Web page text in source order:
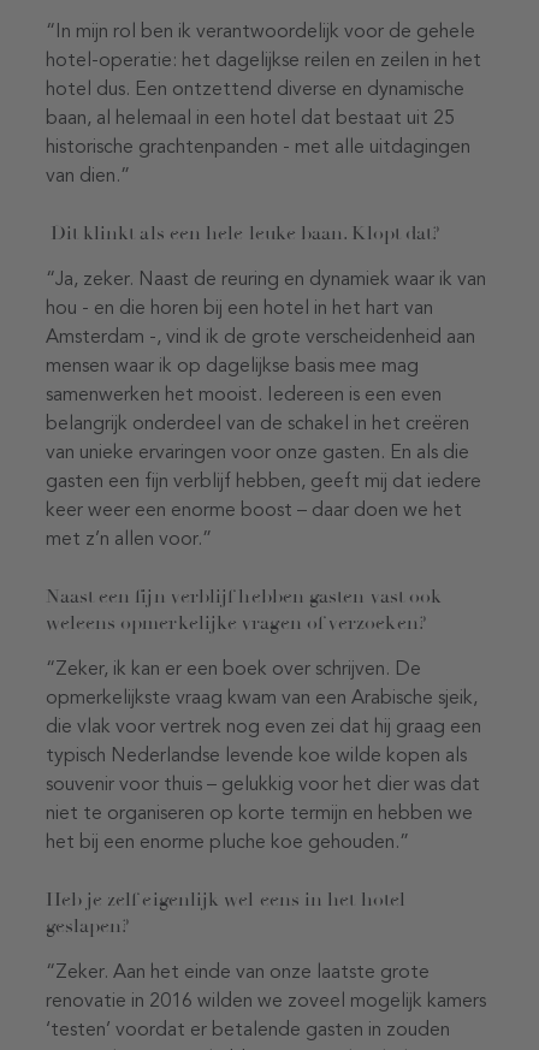
“In mijn rol ben ik verantwoordelijk voor de gehele
hotel-operatie: het dagelijkse reilen en zeilen in het
hotel dus. Een ontzettend diverse en dynamische
baan, al helemaal in een hotel dat bestaat uit 25
historische grachtenpanden - met alle uitdagingen
van dien.”
Dit klinkt als een hele leuke baan. Klopt dat?
“Ja, zeker. Naast de reuring en dynamiek waar ik van
hou - en die horen bij een hotel in het hart van
Amsterdam -, vind ik de grote verscheidenheid aan
mensen waar ik op dagelijkse basis mee mag
samenwerken het mooist. Iedereen is een even
belangrijk onderdeel van de schakel in het creëren
van unieke ervaringen voor onze gasten. En als die
gasten een fijn verblijf hebben, geeft mij dat iedere
keer weer een enorme boost – daar doen we het
met z’n allen voor.”
Naast een fijn verblijf hebben gasten vast ook
weleens opmerkelijke vragen of verzoeken?
“Zeker, ik kan er een boek over schrijven. De
opmerkelijkste vraag kwam van een Arabische sjeik,
die vlak voor vertrek nog even zei dat hij graag een
typisch Nederlandse levende koe wilde kopen als
souvenir voor thuis – gelukkig voor het dier was dat
niet te organiseren op korte termijn en hebben we
het bij een enorme pluche koe gehouden.”
Heb je zelf eigenlijk wel eens in het hotel
geslapen?
“Zeker. Aan het einde van onze laatste grote
renovatie in 2016 wilden we zoveel mogelijk kamers
‘testen’ voordat er betalende gasten in zouden